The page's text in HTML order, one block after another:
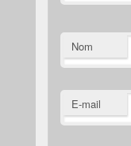
Nom
E-mail